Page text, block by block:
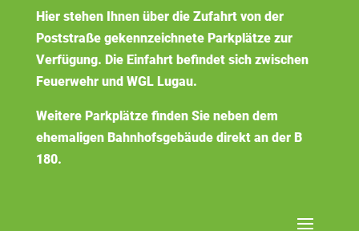
Hier stehen Ihnen über die Zufahrt von der
Poststraße gekennzeichnete Parkplätze zur
Verfügung. Die Einfahrt befindet sich zwischen
Feuerwehr und WGL Lugau.
Weitere Parkplätze finden Sie neben dem
ehemaligen Bahnhofsgebäude direkt an der B
180.